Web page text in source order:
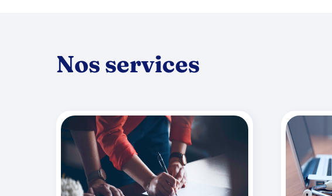
Nos services